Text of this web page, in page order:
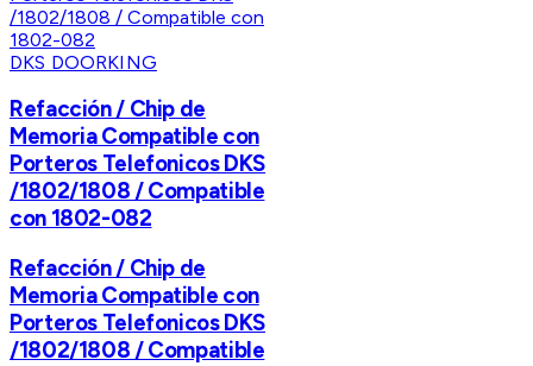
DKS DOORKING
Refacción / Chip de
Memoria Compatible con
Porteros Telefonicos DKS
/1802/1808 / Compatible
con 1802-082
Refacción / Chip de
Memoria Compatible con
Porteros Telefonicos DKS
/1802/1808 / Compatible